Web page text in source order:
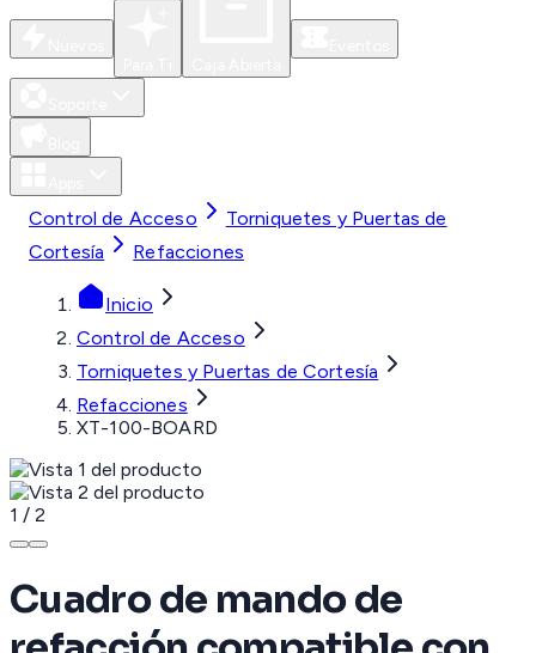
Control de Acceso
Torniquetes y Puertas de
Cortesía
Refacciones
Inicio
Control de Acceso
Torniquetes y Puertas de Cortesía
Refacciones
XT-100-BOARD
1 / 2
Cuadro de mando de